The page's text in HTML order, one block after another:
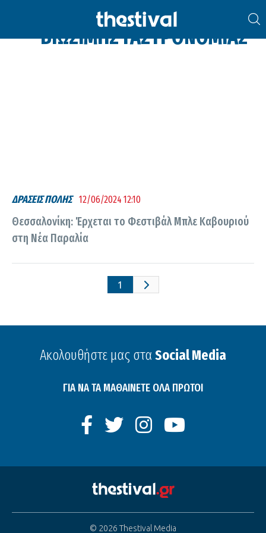
ΠΑΓΚΌΣΜΙΑ ΗΜΈΡΑ
ΒΙΏΣΙΜΗΣ ΓΑΣΤΡΟΝΟΜΊΑΣ
ΔΡΑΣΕΙΣ ΠΟΛΗΣ 12/06/2024 12:10
Θεσσαλονίκη: Έρχεται το Φεστιβάλ Μπλε Καβουριού
στη Νέα Παραλία
1
Ακολουθήστε μας στα Social Media
ΓΙΑ ΝΑ ΤΑ ΜΑΘΑΙΝΕΤΕ ΟΛΑ ΠΡΩΤΟΙ
© 2026 Thestival Media